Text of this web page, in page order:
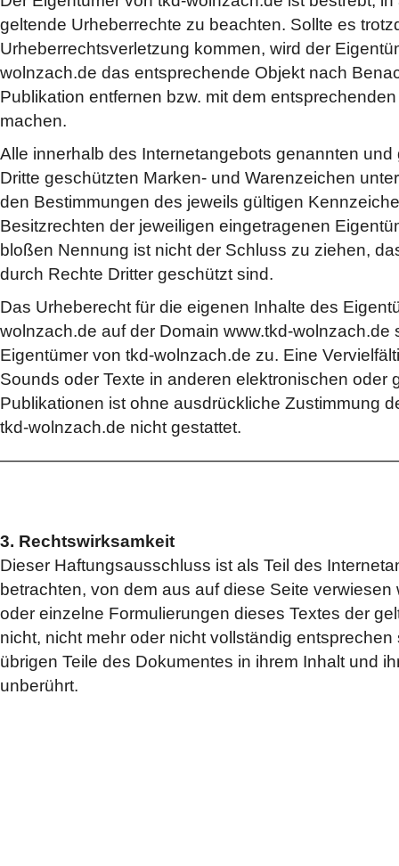
geltende Urheberrechte zu beachten. Sollte es
Urheberrechtsverletzung kommen, wird der
wolnzach.de das entsprechende Objekt nach
Publikation entfernen bzw. mit dem
machen.
Alle innerhalb des Internetangebots genannten
Dritte geschützten Marken- und Warenzeichen
den Bestimmungen des jeweils gültigen
Besitzrechten der jeweiligen eingetragenen
bloßen Nennung ist nicht der Schluss zu ziehen,
durch Rechte Dritter geschützt sind.
Das Urheberecht für die eigenen Inhalte des
wolnzach.de auf der Domain www.tkd-wolnzach.de
Eigentümer von tkd-wolnzach.de zu. Eine
Sounds oder Texte in anderen elektronischen oder
Publikationen ist ohne ausdrückliche Zustimmung
tkd-wolnzach.de nicht gestattet.
3. Rechtswirksamkeit
Dieser Haftungsausschluss ist als Teil des
betrachten, von dem aus auf diese Seite verwiesen
oder einzelne Formulierungen dieses Textes der
nicht, nicht mehr oder nicht vollständig
übrigen Teile des Dokumentes in ihrem Inhalt und
unberührt.